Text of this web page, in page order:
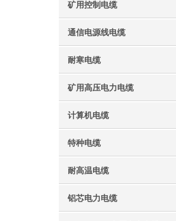
矿用控制电缆
通信电源线电缆
耐寒电缆
矿用高压电力电缆
计算机电缆
特种电缆
耐高温电缆
铝芯电力电缆